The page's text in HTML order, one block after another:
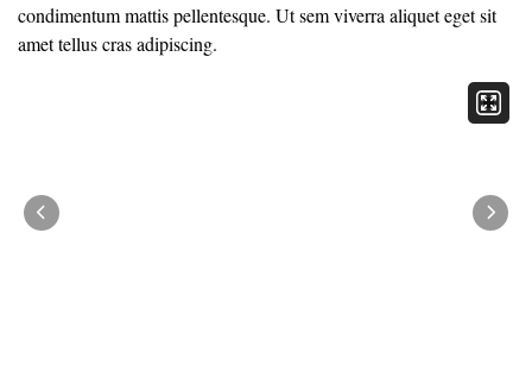
condimentum mattis pellentesque. Ut sem viverra aliquet eget sit
amet tellus cras adipiscing.